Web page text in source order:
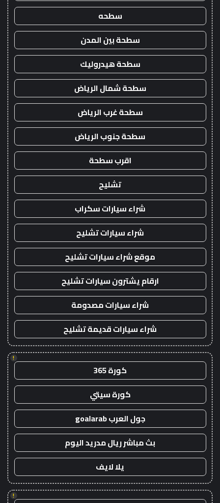
سطحه
سطحة بين المدن
سطحة هيدروليك
سطحة شمال الرياض
سطحة غرب الرياض
سطحة جنوب الرياض
اقرب سطحة
تشليح
شراء سيارات سكراب
شراء سيارات تشليح
موقع شراء سيارات تشليح
ارقام يشترون سيارات تشليح
شراء سيارات مصدومة
شراء سيارات قديمة تشليح
!
كورة 365
كورة سيتي
جول العرب goalarab
بث مباشر ريال مدريد اليوم
يلا لايف
!